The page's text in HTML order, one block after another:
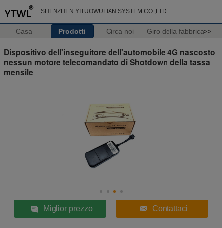
SHENZHEN YITUOWULIAN SYSTEM CO.,LTD
Casa Prodotti Circa noi Giro della fabbrica>>
Dispositivo dell'inseguitore dell'automobile 4G nascosto
nessun motore telecomandato di Shotdown della tassa
mensile
Miglior prezzo Contattaci